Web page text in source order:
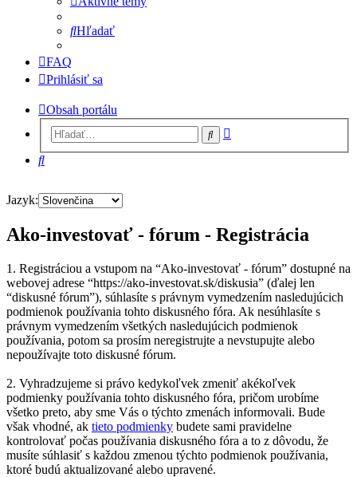
Hľadať
FAQ
Prihlásiť sa
Obsah portálu
Hľadať
Hľadať
Jazyk:
Ako-investovať - fórum - Registrácia
1. Registráciou a vstupom na “Ako-investovať - fórum” dostupné na
webovej adrese “https://ako-investovat.sk/diskusia” (ďalej len
“diskusné fórum”), súhlasíte s právnym vymedzením nasledujúcich
podmienok používania tohto diskusného fóra. Ak nesúhlasíte s
právnym vymedzením všetkých nasledujúcich podmienok
používania, potom sa prosím neregistrujte a nevstupujte alebo
nepoužívajte toto diskusné fórum.
2. Vyhradzujeme si právo kedykoľvek zmeniť akékoľvek
podmienky používania tohto diskusného fóra, pričom urobíme
všetko preto, aby sme Vás o týchto zmenách informovali. Bude
však vhodné, ak tieto podmienky budete sami pravidelne
kontrolovať počas používania diskusného fóra a to z dôvodu, že
musíte súhlasiť s každou zmenou týchto podmienok používania,
ktoré budú aktualizované alebo upravené.